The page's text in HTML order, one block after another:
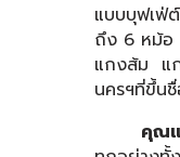
แบบบุฟเฟ่
ถึง 6 หม้
แกงส้ม แ
นครฯที่ขึ้น
คุณแ